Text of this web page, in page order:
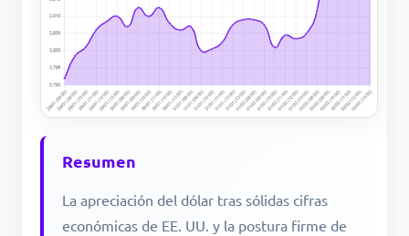
Resumen
La apreciación del dólar tras sólidas cifras
económicas de EE. UU. y la postura firme de